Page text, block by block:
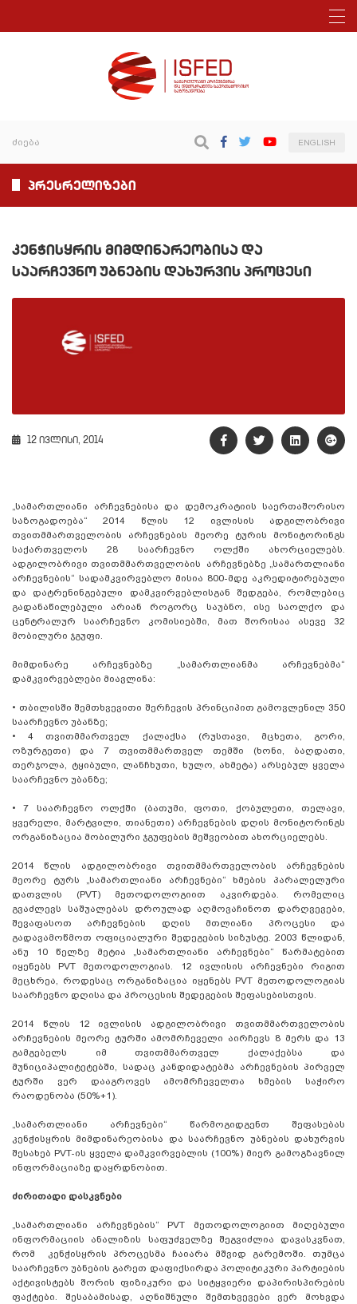
ENGLISH
პრესრელიზები
კენჭისყრის მიმდინარეობისა და
საარჩევნო უბნების დახურვის პროცესი
12 ივლისი, 2014
„სამართლიანი არჩევნებისა და დემოკრატიის საერთაშორისო
საზოგადოება“ 2014 წლის 12 ივლისის ადგილობრივი
თვითმმართველობის არჩევნების მეორე ტურის მონიტორინგს
საქართველოს 28 საარჩევნო ოლქში ახორციელებს.
ადგილობრივი თვითმმართველობის არჩევნებზე „სამართლიანი
არჩევნების“ სადამკვირვებლო მისია 800-მდე აკრედიტირებული
და დატრენინგებული დამკვირვებლისგან შედგება, რომლებიც
გადანაწილებული არიან როგორც საუბნო, ისე საოლქო და
ცენტრალურ საარჩევნო კომისიებში, მათ შორისაა ასევე 32
მობილური ჯგუფი.
მიმდინარე არჩევნებზე „სამართლიანმა არჩევნებმა“
დამკვირვებლები მიავლინა:
• თბილისში შემთხვევითი შერჩევის პრინციპით გამოვლენილ 350
საარჩევნო უბანზე;
•
4 თვითმმართველ ქალაქსა (რუსთავი, მცხეთა, გორი,
ოზურგეთი) და 7 თვითმმართველ თემში (ხონი, ბაღდათი,
თერჯოლა, ტყიბული, ლანჩხუთი, ხულო, ახმეტა) არსებულ ყველა
საარჩევნო უბანზე;
•
7 საარჩევნო ოლქში (ბათუმი, ფოთი, ქობულეთი, თელავი,
ყვერელი, მარტვილი, თიანეთი) არჩევნების დღის მონიტორინგს
ორგანიზაცია მობილური ჯგუფების მეშვეობით ახორციელებს.
2014 წლის ადგილობრივი თვითმმართველობის არჩევნების
მეორე ტურს „სამართლიანი არჩევნები“ ხმების პარალელური
დათვლის (PVT) მეთოდოლოგიით აკვირდება. რომელიც
გვაძლევს საშუალებას დროულად აღმოვაჩინოთ დარღვევები,
შევაფასოთ არჩევნების დღის მთლიანი პროცესი და
გადავამოწმოთ ოფიციალური შედეგების სიზუსტე. 2003 წლიდან,
ანუ 10 წელზე მეტია „სამართლიანი არჩევნები“ წარმატებით
იყენებს PVT მეთოდოლოგიას. 12 ივლისის არჩევნები რიგით
მეცხრეა, როდესაც ორგანიზაცია იყენებს PVT მეთოდოლოგიას
საარჩევნო დღისა და პროცესის შედეგების შეფასებისთვის.
2014 წლის 12 ივლისის ადგილობრივი თვითმმართველობის
არჩევნების მეორე ტურში ამომრჩეველი აირჩევს 8 მერს და 13
გამგებელს იმ თვითმმართველ ქალაქებსა და
მუნიციპალიტეტებში, სადაც კანდიდატებმა არჩევნების პირველ
ტურში ვერ დააგროვეს ამომრჩეველთა ხმების საჭირო
რაოდენობა (50%+1).
„სამართლიანი არჩევნები“ წარმოგიდგენთ შეფასებას
კენჭისყრის მიმდინარეობისა და საარჩევნო უბნების დახურვის
შესახებ PVT-ის ყველა დამკვირვებლის (100%) მიერ გამოგზავნილ
ინფორმაციაზე დაყრდნობით.
ძირითადი დასკვნები
„სამართლიანი არჩევნების“ PVT მეთოდოლოგიით მიღებული
ინფორმაციის ანალიზის საფუძველზე შეგვიძლია დავასკვნათ,
რომ კენჭისყრის პროცესმა ჩაიარა მშვიდ გარემოში. თუმცა
საარჩევნო უბნების გარეთ დაფიქსირდა პოლიტიკური პარტიების
აქტივისტებს შორის ფიზიკური და სიტყვიერი დაპირისპირების
ფაქტები. შესაბამისად, აღნიშნული შემთხვევები ვერ მოხვდა